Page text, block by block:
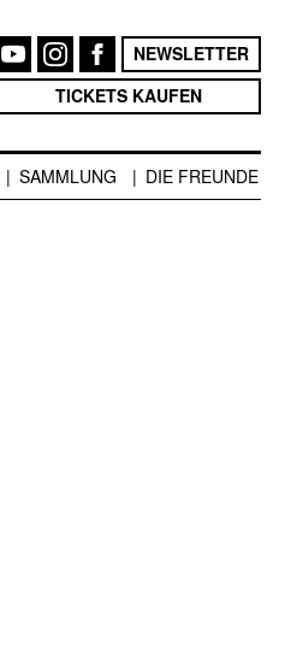
NEWSLETTER
TICKETS KAUFEN
SAMMLUNG
DIE FREUNDE